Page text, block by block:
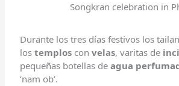
Songkran celebration in
Durante los tres días festivos los
lostemplos convelas, varitas de
pequeñas botellas deagua
‘nam ob’.